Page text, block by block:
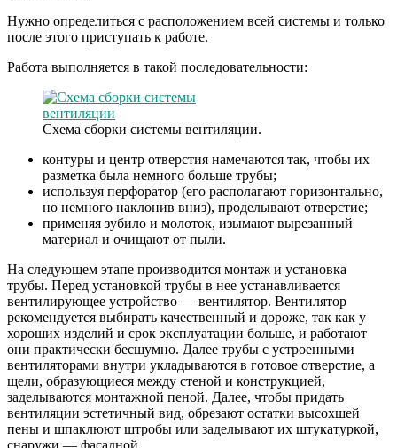
Нужно определиться с расположением всей системы и только
после этого приступать к работе.
Работа выполняется в такой последовательности:
Схема сборки системы вентиляции.
контуры и центр отверстия намечаются так, чтобы их
разметка была немного больше трубы;
используя перфоратор (его располагают горизонтально,
но немного наклонив вниз), проделывают отверстие;
применяя зубило и молоток, изымают вырезанный
материал и очищают от пыли.
На следующем этапе производится монтаж и установка
трубы. Перед установкой трубы в нее устанавливается
вентилирующее устройство — вентилятор. Вентилятор
рекомендуется выбирать качественный и дороже, так как у
хороших изделий и срок эксплуатации больше, и работают
они практически бесшумно. Далее трубы с устроенными
вентиляторами внутри укладываются в готовое отверстие, а
щели, образующиеся между стеной и конструкцией,
заделываются монтажной пеной. Далее, чтобы придать
вентиляции эстетичный вид, обрезают остатки высохшей
пены и шпаклюют штробы или заделывают их штукатуркой,